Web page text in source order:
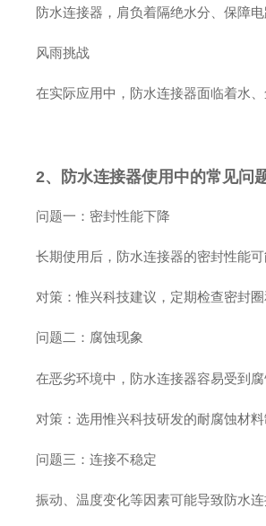
防水连接器，肩负着隔绝水分、保障
风雨挑战
在实际应用中，防水连接器面临着水
2、防水连接器使用中的常见问
问题一：密封性能下降
长期使用后，防水连接器的密封性能
对策：惟兴科技建议，定期检查密封
问题二：腐蚀现象
在恶劣环境中，防水连接器容易受到腐
对策：选用惟兴科技研发的耐腐蚀材
问题三：连接不稳定
振动、温度变化等因素可能导致防水连